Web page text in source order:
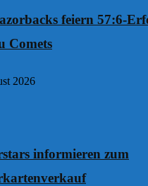
feiern 57:6-
Comets
2026
informieren zum